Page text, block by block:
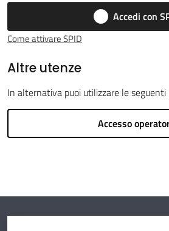
Amministrazione
Accedi con
Come attivare SPID
Altre utenze
In alternativa puoi utilizzare le
Accesso